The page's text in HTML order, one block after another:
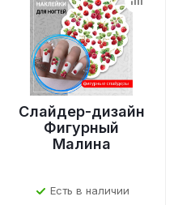
Слайдер-дизайн
Фигурный
Малина
Есть в наличии